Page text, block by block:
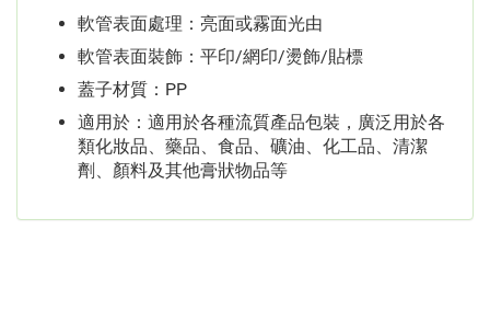
軟管表面處理：亮面或霧面光由
軟管表面裝飾：平印/網印/燙飾/貼標
蓋子材質：PP
適用於：適用於各種流質產品包裝，廣泛用於各
類化妝品、藥品、食品、礦油、化工品、清潔
劑、顏料及其他膏狀物品等